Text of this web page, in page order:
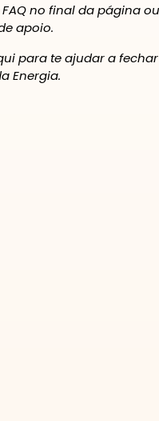
no final da página
apoio.
para te ajudar a
Energia.